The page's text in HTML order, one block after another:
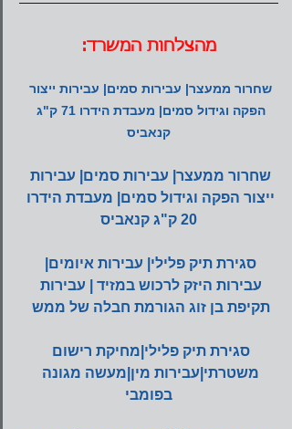
מהצלחות המשרד:
שחרור ממעצר| עבירות סמים| עבירות ייצור
הפקה וגידול סמים| מעבדת הידרו 71 ק"ג
קנאביס
שחרור ממעצר| עבירות סמים| עבירות
ייצור הפקה וגידול סמים| מעבדת הידרו
20 ק"ג קנאביס
סגירת תיק פלילי| עבירות איומים|
עבירות היזק לרכוש במזיד | עבירות
תקיפת בן זוג הגורמת חבלה של ממש
סגירת תיק פלילי|מחיקת רישום
משטרתי|עבירות מין|מעשה מגונה
בפומבי